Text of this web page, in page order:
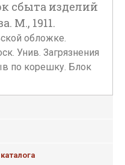
сбыта изделий
М., 1911.
обложке.
Унив. Загрязнения
по корешку. Блок